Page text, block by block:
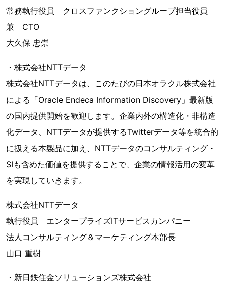
常務執行役員 クロスファンクショングループ担当役員
兼 CTO
大久保 忠崇
・株式会社NTTデータ
株式会社NTTデータは、このたびの日本オラクル株式会社
による「Oracle Endeca Information Discovery」最新版
の国内提供開始を歓迎します。企業内外の構造化・非構造
化データ、NTTデータが提供するTwitterデータ等を統合的
に扱える本製品に加え、NTTデータのコンサルティング・
SIも含めた価値を提供することで、企業の情報活用の変革
を実現していきます。
株式会社NTTデータ
執行役員 エンタープライズITサービスカンパニー
法人コンサルティング＆マーケティング本部長
山口 重樹
・新日鉄住金ソリューションズ株式会社